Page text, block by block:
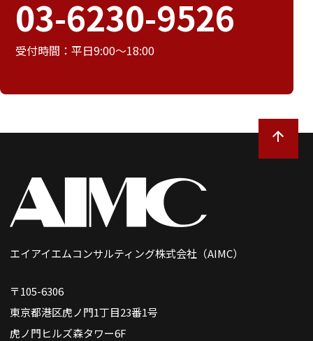
03-6230-9526
受付時間：平日9:00～18:00
エイアイエムコンサルティング株式会社（AIMC）
〒105-6306
東京都港区虎ノ門1丁目23番1号
虎ノ門ヒルズ森タワー6F